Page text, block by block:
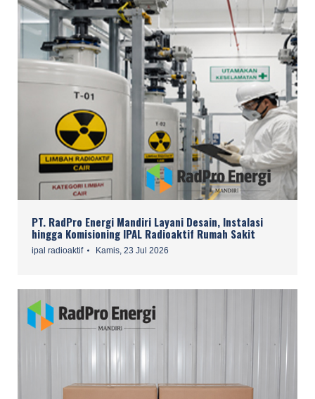
PT. RadPro Energi Mandiri Layani Desain, Instalasi
hingga Komisioning IPAL Radioaktif Rumah Sakit
ipal radioaktif Kamis, 23 Jul 2026